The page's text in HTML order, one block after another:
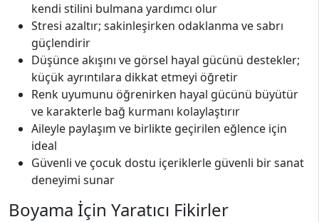
kendi stilini bulmana yardımcı olur
Stresi azaltır; sakinleşirken odaklanma ve sabrı
güçlendirir
Düşünce akışını ve görsel hayal gücünü destekler;
küçük ayrıntılara dikkat etmeyi öğretir
Renk uyumunu öğrenirken hayal gücünü büyütür
ve karakterle bağ kurmanı kolaylaştırır
Aileyle paylaşım ve birlikte geçirilen eğlence için
ideal
Güvenli ve çocuk dostu içeriklerle güvenli bir sanat
deneyimi sunar
Boyama İçin Yaratıcı Fikirler